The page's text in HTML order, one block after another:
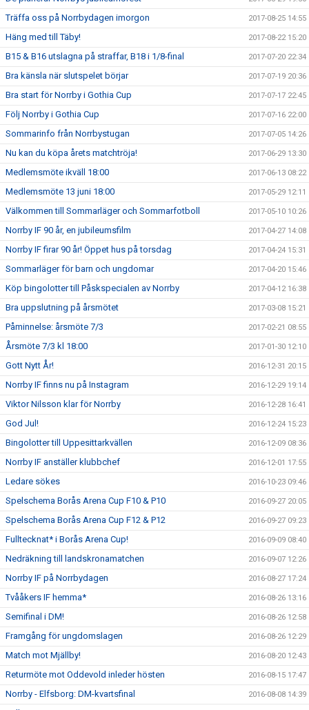
Träffa oss på Norrbydagen imorgon 2017-08-25 14:55
Häng med till Täby! 2017-08-22 15:20
B15 & B16 utslagna på straffar, B18 i 1/8-final 2017-07-20 22:34
Bra känsla när slutspelet börjar 2017-07-19 20:36
Bra start för Norrby i Gothia Cup 2017-07-17 22:45
Följ Norrby i Gothia Cup 2017-07-16 22:00
Sommarinfo från Norrbystugan 2017-07-05 14:26
Nu kan du köpa årets matchtröja! 2017-06-29 13:30
Medlemsmöte ikväll 18:00 2017-06-13 08:22
Medlemsmöte 13 juni 18:00 2017-05-29 12:11
Välkommen till Sommarläger och Sommarfotboll 2017-05-10 10:26
Norrby IF 90 år, en jubileumsfilm 2017-04-27 14:08
Norrby IF firar 90 år! Öppet hus på torsdag 2017-04-24 15:31
Sommarläger för barn och ungdomar 2017-04-20 15:46
Köp bingolotter till Påskspecialen av Norrby 2017-04-12 16:38
Bra uppslutning på årsmötet 2017-03-08 15:21
Påminnelse: årsmöte 7/3 2017-02-21 08:55
Årsmöte 7/3 kl 18:00 2017-01-30 12:10
Gott Nytt År! 2016-12-31 20:15
Norrby IF finns nu på Instagram 2016-12-29 19:14
Viktor Nilsson klar för Norrby 2016-12-28 16:41
God Jul! 2016-12-24 15:23
Bingolotter till Uppesittarkvällen 2016-12-09 08:36
Norrby IF anställer klubbchef 2016-12-01 17:55
Ledare sökes 2016-10-23 09:46
Spelschema Borås Arena Cup F10 & P10 2016-09-27 20:05
Spelschema Borås Arena Cup F12 & P12 2016-09-27 09:23
Fulltecknat* i Borås Arena Cup! 2016-09-09 08:40
Nedräkning till landskronamatchen 2016-09-07 12:26
Norrby IF på Norrbydagen 2016-08-27 17:24
Tvååkers IF hemma* 2016-08-26 13:16
Semifinal i DM! 2016-08-26 12:58
Framgång för ungdomslagen 2016-08-26 12:29
Match mot Mjällby! 2016-08-20 12:43
Returmöte mot Oddevold inleder hösten 2016-08-15 17:47
Norrby - Elfsborg: DM-kvartsfinal 2016-08-08 14:39